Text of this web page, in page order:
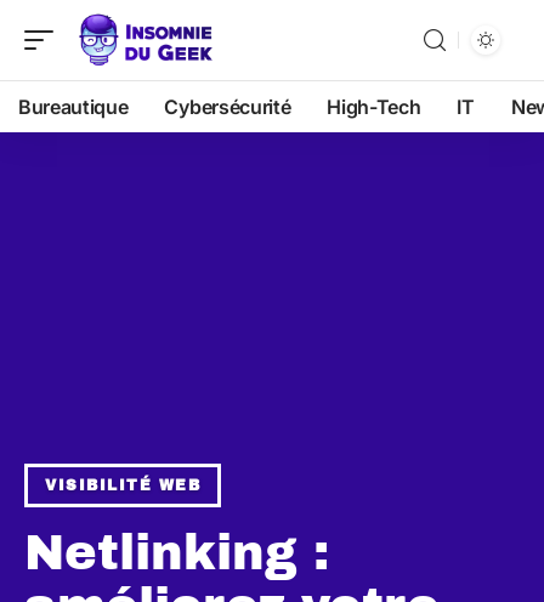
Bureautique Cybersécurité High-Tech IT
VISIBILITÉ WEB
Netlinking :